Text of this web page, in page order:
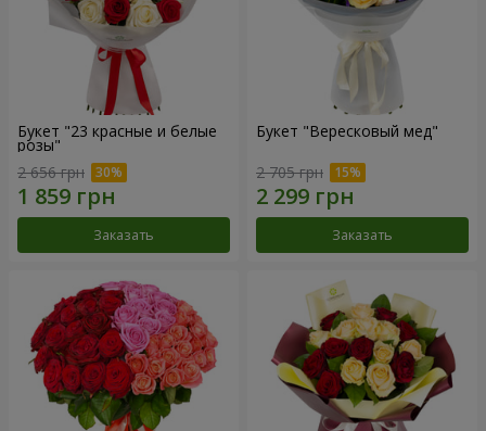
Букет "23 красные и белые
розы"
2 656 грн
Заказать
Букет "Вересковый мед"
2 705 грн
Заказать